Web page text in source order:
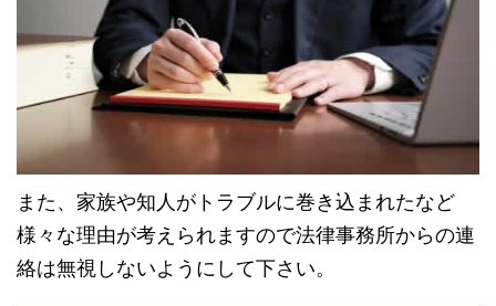
また、家族や知人がトラブルに巻き込まれたなど
様々な理由が考えられますので法律事務所からの連
絡は無視しないようにして下さい。